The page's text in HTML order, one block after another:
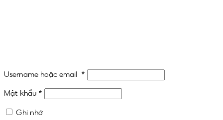
Username hoặc email *
Mật khẩu *
Ghi nhớ